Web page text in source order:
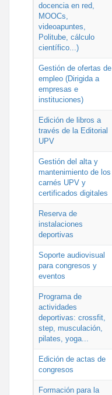
docencia en red,
MOOCs,
videoapuntes,
Politube, cálculo
científico...)
Gestión de ofertas de
empleo (Dirigida a
empresas e
instituciones)
Edición de libros a
través de la Editorial
UPV
Gestión del alta y
mantenimiento de los
carnés UPV y
certificados digitales
Reserva de
instalaciones
deportivas
Soporte audiovisual
para congresos y
eventos
Programa de
actividades
deportivas: crossfit,
step, musculación,
pilates, yoga...
Edición de actas de
congresos
Formación para la